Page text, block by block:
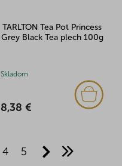
TARLTON Tea Pot Princess
Grey Black Tea plech 100g
Skladom
8,38 €
4 5